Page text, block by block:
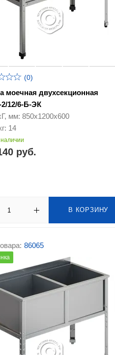
(0)
моечная двухсекционная
12/6-Б-ЭК
мм: 850х1200х600
14
наличии
руб.
В КОРЗИНУ
86065